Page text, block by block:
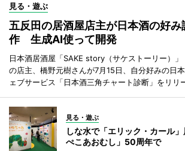
見る・遊ぶ
五反田の居酒屋店主が日本酒の好み
作 生成AI使って開発
日本酒居酒屋「SAKE story（サケストーリー）」
の店主、橋野元樹さんが7月15日、自分好みの日
ェブサービス「日本酒三角チャート診断」をリリ
見る・遊ぶ
しな水で「エリック・カール
ぺこあおむし」50周年で